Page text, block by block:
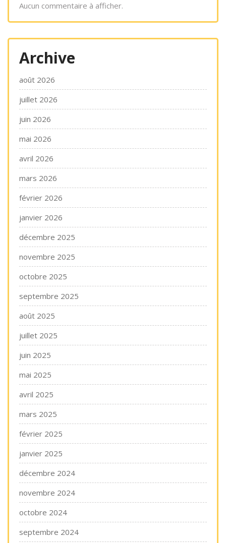
Aucun commentaire à afficher.
Archive
août 2026
juillet 2026
juin 2026
mai 2026
avril 2026
mars 2026
février 2026
janvier 2026
décembre 2025
novembre 2025
octobre 2025
septembre 2025
août 2025
juillet 2025
juin 2025
mai 2025
avril 2025
mars 2025
février 2025
janvier 2025
décembre 2024
novembre 2024
octobre 2024
septembre 2024